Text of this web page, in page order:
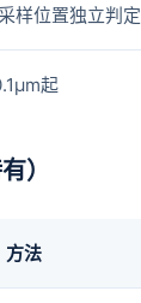
样位置独立判定
起
）
方法